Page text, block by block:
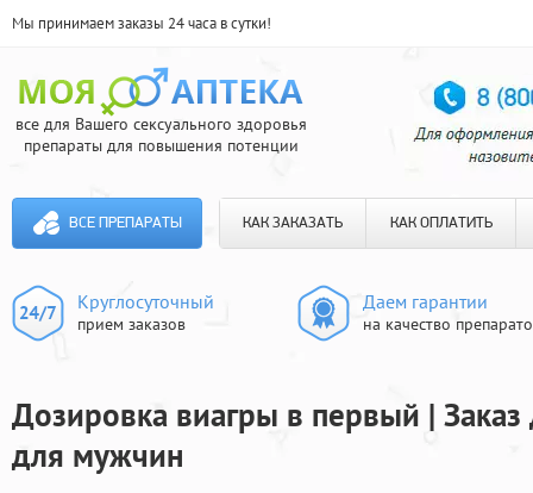
Мы принимаем заказы 24 часа в сутки!
все для Вашего сексуального здоровья
препараты для повышения потенции
ВСЕ ПРЕПАРАТЫ КАК ЗАКАЗАТЬ КАК ОПЛАТИТЬ
Круглосуточный
прием заказов
Даем гарантии
на качество
Дозировка виагры в первый |
для мужчин